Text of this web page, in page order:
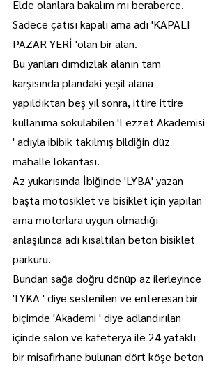
Elde olanlara bakalım mı beraberce.
Sadece çatısı kapalı ama adı 'KAPALI
PAZAR YERİ 'olan bir alan.
Bu yanları dımdızlak alanın tam
karşısında plandaki yeşil alana
yapıldıktan beş yıl sonra, ittire ittire
kullanıma sokulabilen 'Lezzet Akademisi
' adıyla ibibik takılmış bildiğin düz
mahalle lokantası.
Az yukarısında İbiğinde 'LYBA' yazan
başta motosiklet ve bisiklet için yapılan
ama motorlara uygun olmadığı
anlaşılınca adı kısaltılan beton bisiklet
parkuru.
Bundan sağa doğru dönüp az ilerleyince
'LYKA ' diye seslenilen ve enteresan bir
biçimde 'Akademi ' diye adlandırılan
içinde salon ve kafeterya ile 24 yataklı
bir misafirhane bulunan dört köşe beton